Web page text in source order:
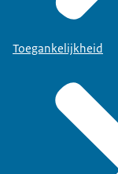
Toegankelijkheid